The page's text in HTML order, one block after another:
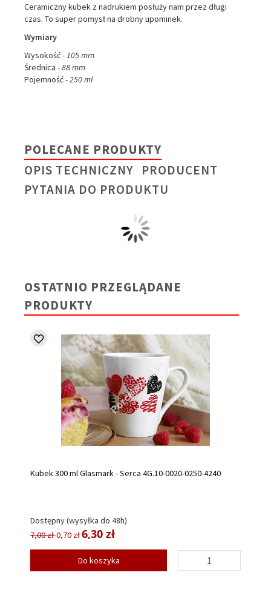
Ceramiczny kubek z nadrukiem posłuży nam przez długi
czas. To super pomysł na drobny upominek.
Wymiary
Wysokość- 105 mm
Średnica - 88 mm
Pojemność- 250 ml
POLECANE PRODUKTY
OPIS TECHNICZNY PRODUCENT
PYTANIA DO PRODUKTU
OSTATNIO PRZEGLĄDANE
PRODUKTY
Kubek 300 ml Glasmark - Serca 4G.10-0020-0250-4240
Dostępny (wysyłka do 48h)
7,00 zł-0,70 zł6,30 zł
Do koszyka